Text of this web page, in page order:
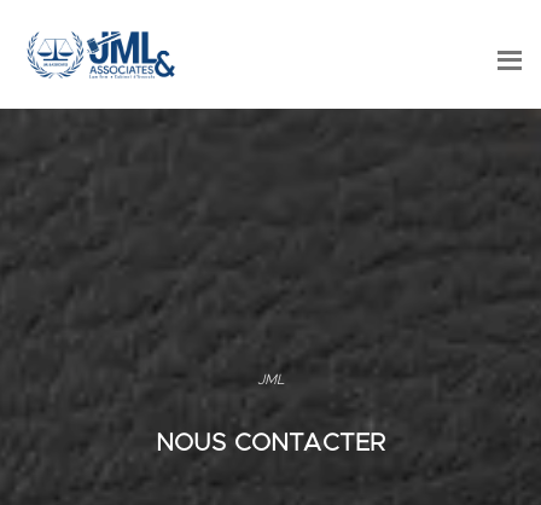
JML
NOUS CONTACTER